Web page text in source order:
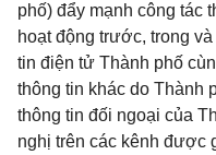
phố) đẩy mạnh công tác
hoạt động trước, trong
tin điện tử Thành phố
thông tin khác do Thành
thông tin đối ngoại của
nghị trên các kênh được